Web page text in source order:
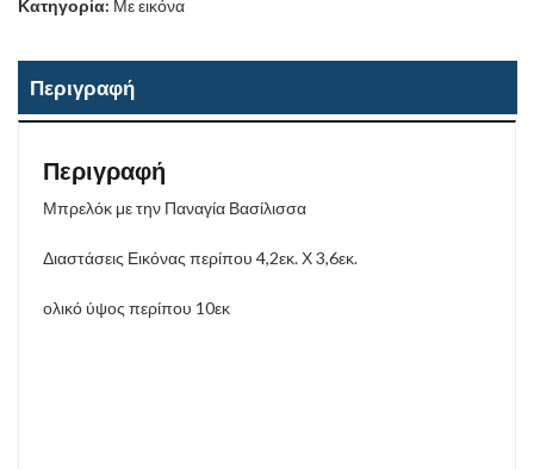
Κατηγορία: Με εικόνα
Περιγραφή
Περιγραφή
Μπρελόκ με την Παναγία Βασίλισσα
Διαστάσεις Εικόνας περίπου 4,2εκ. Χ 3,6εκ.
ολικό ύψος περίπου 10εκ